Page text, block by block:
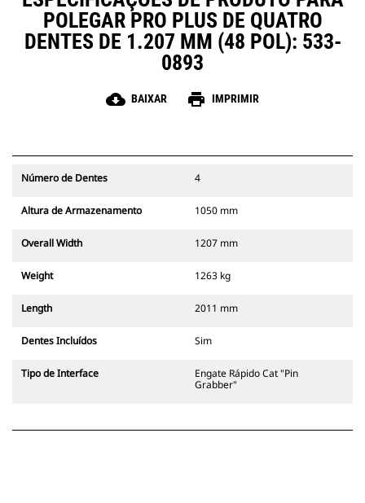
POLEGAR PRO PLUS DE QUATRO
DENTES DE 1.207 MM (48 POL): 533-
0893
cloud_download BAIXAR print IMPRIMIR
Número de Dentes 4
Altura de Armazenamento 1050 mm
Overall Width 1207 mm
Weight 1263 kg
Length 2011 mm
Dentes Incluídos Sim
Tipo de Interface
Engate Rápido Cat "Pin
Grabber"